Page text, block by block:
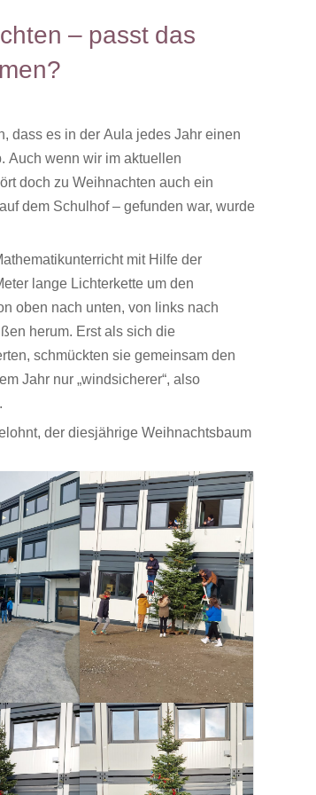
– passt das
dass es in der Aula jedes Jahr einen
Auch wenn wir im aktuellen
doch zu Weihnachten auch ein
dem Schulhof – gefunden war, wurde
mit Hilfe der
lange Lichterkette um den
oben nach unten, von links nach
herum. Erst als sich die
schmückten sie gemeinsam den
Jahr nur „windsicherer“, also
der diesjährige Weihnachtsbaum